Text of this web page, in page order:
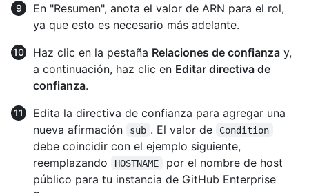
En "Resumen", anota el valor de ARN para el rol,
ya que esto es necesario más adelante.
Haz clic en la pestaña Relaciones de confianza y,
a continuación, haz clic en Editar directiva de
confianza.
Edita la directiva de confianza para agregar una
nueva afirmación
sub . El valor de Condition
debe coincidir con el ejemplo siguiente,
reemplazando
HOSTNAME
por el nombre de host
público para tu instancia de GitHub Enterprise